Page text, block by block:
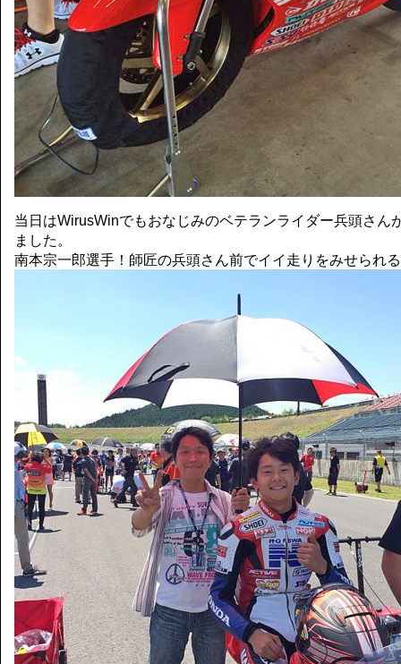
当日はWirusWinでもおなじみのベテランライダー兵頭さん
ました。
南本宗一郎選手！師匠の兵頭さん前でイイ走りをみせられ